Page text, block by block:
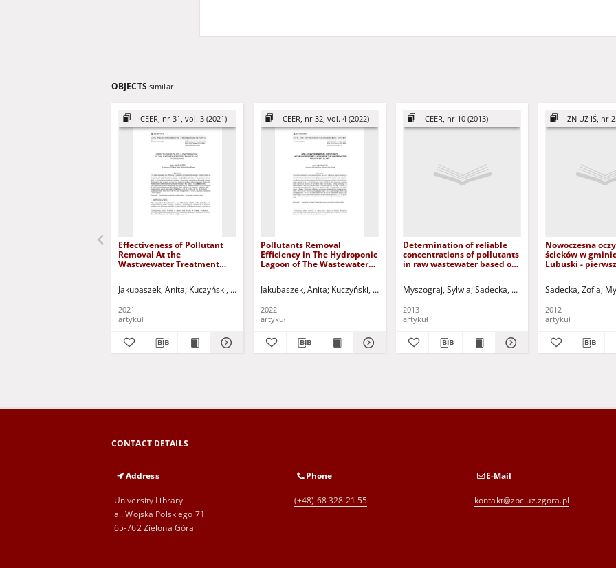
OBJECTS similar
CEER, nr 31, vol. 3 (2021)
Effectiveness of Pollutant
Removal At the
Wastwewater Treatment
Jakubaszek, Anita Kuczyński, Tadeusz - red.
2021
artykuł
CEER, nr 32, vol. 4 (2022)
Pollutants Removal
Efficiency in The Hydroponic
Lagoon of The Wastewater
Jakubaszek, Anita Kuczyński, Tadeusz - red.
2022
artykuł
CEER, nr 10 (2013)
Determination of reliable
concentrations of pollutants
in raw wastewater based on
miarodajnych stężeń
surowych w oparciu o różne
metody poboru próbek
Myszograj, Sylwia Sadecka, Zofia Qteishat, Omar
2013
artykuł
ZN UZ IŚ, nr
Nowoczesna
ścieków w
Lubuski -
in Lagow
Sadecka, Zofia
2012
artykuł
CONTACT DETAILS
Address
University Library
al. Wojska Polskiego 71
65-762 Zielona Góra
Phone
(+48) 68 328 21 55
E-Mail
kontakt@zbc.uz.zgora.pl